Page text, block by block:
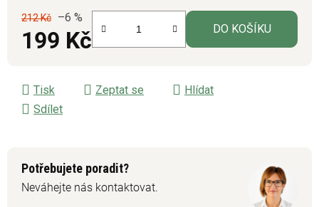
212 Kč –6 %
199 Kč DO KOŠÍKU
Tisk Zeptat se
Hlídat
Sdílet
Potřebujete poradit?
Neváhejte nás kontaktovat.